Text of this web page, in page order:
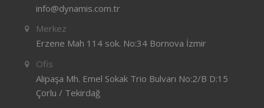
info@dynamis.com.tr
Merkez
Erzene Mah 114 sok. No:34 Bornova İzmir
Ofis
Alipaşa Mh. Emel Sokak Trio Bulvarı No:2/B D:15
Çorlu / Tekirdağ